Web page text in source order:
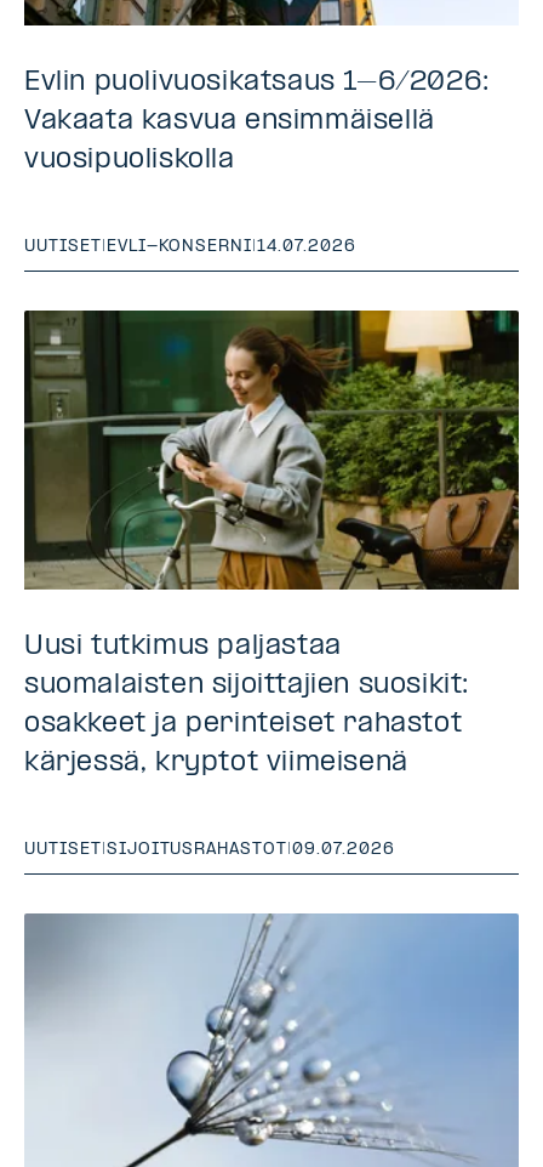
Evlin puolivuosikatsaus 1–6/2026:
Vakaata kasvua ensimmäisellä
vuosipuoliskolla
UUTISET | EVLI-KONSERNI|14.07.2026
Uusi tutkimus paljastaa
suomalaisten sijoittajien suosikit:
osakkeet ja perinteiset rahastot
kärjessä, kryptot viimeisenä
UUTISET SIJOITUSRAHASTOT |09.07.2026